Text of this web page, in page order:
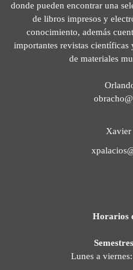
donde pueden encontrar una
de libros impresos y
conocimiento, además
importantes revistas científicas
de materiales
Xavier
Horarios
Lunes a